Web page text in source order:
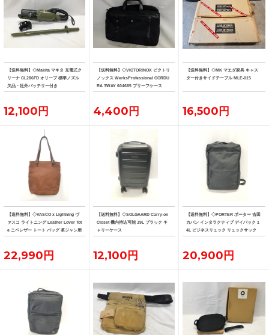
【送料無料】◇Makita マキタ 充電式ク
リーナ CL286FD オリーブ 標準ノズル
欠品・社外バッテリー付き
12,100円
【送料無料】◇VICTORINOX ビクトリ
ノックス WerksProfessional CORDU
RA 3WAY 604685 ブリーフケース
4,400円
【送料無料】◇MK マエダ家具 キャス
ター付きサイドテーブル MLE-015
16,500円
【送料無料】◇VASCO x Lightning ヴ
ァスコ ライトニング Leather Lover Tot
e ニベレザー トート バッグ 革ジャン用
トート
22,990円
【送料無料】◇SOLGAARD Carry-on
Closet 機内持込可能 39L ブラック キ
ャリーケース
12,100円
【送料無料】◇PORTER ポーター 吉田
カバン インタラクティブ デイパック 1
4L ビジネスリュック リュックサック
20,900円